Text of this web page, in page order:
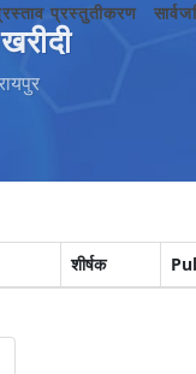
प्रस्तुतीकरण
शीर्षक